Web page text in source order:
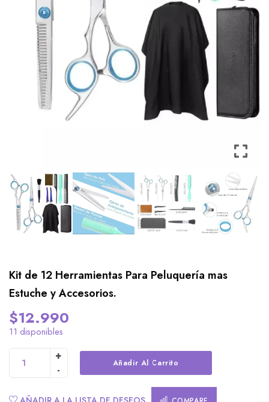
Kit de 12 Herramientas Para Peluquería mas
Estuche y Accesorios.
$12.990
11 disponibles
Añadir Al Carrito